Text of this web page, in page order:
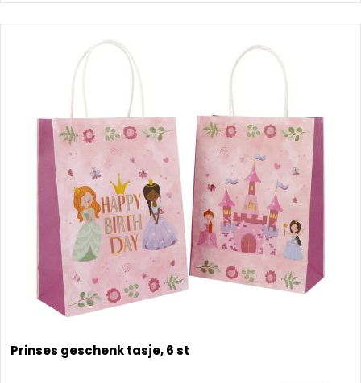
Prinses geschenk tasje, 6 st